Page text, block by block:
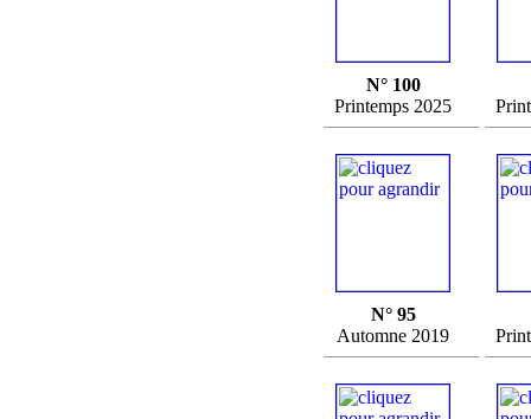
N° 100
Printemps 2025
N° 95
Automne 2019